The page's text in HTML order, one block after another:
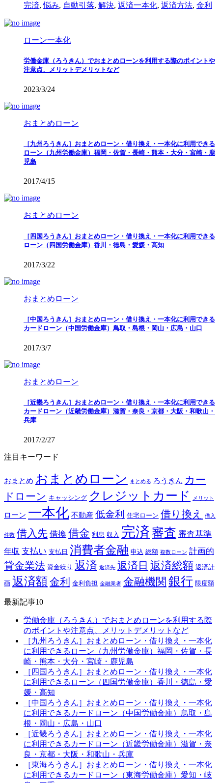
完済,悩み, 自動引落, 解決, 返済一本化, 返済方法, 金利
ローン一本化
労働金庫（ろうきん）でおまとめローンを利用する際のポイントや
注意点、メリットデメリットなど
2023/3/24
おまとめローン
［九州ろうきん］おまとめローン・借り換え・一本化に利用できる
ローン（九州労働金庫）福岡・佐賀・長崎・熊本・大分・宮崎・鹿
児島
2017/4/15
おまとめローン
［四国ろうきん］おまとめローン・借り換え・一本化に利用できる
ローン（四国労働金庫）香川・徳島・愛媛・高知
2017/3/22
おまとめローン
［中国ろうきん］おまとめローン・借り換え・一本化に利用できる
カードローン（中国労働金庫）鳥取・島根・岡山・広島・山口
2017/3/7
おまとめローン
［近畿ろうきん］おまとめローン・借り換え・一本化に利用できる
カードローン（近畿労働金庫）滋賀・奈良・京都・大阪・和歌山・
兵庫
2017/2/27
注目キーワード
おまとめ おまとめローン まとめる ろうきん カー
ドローン キャッシング クレジットカード メリット
ローン 一本化 不動産 低金利 住宅ローン 借り換え 借入
件数 借入先 借換 借金 利息 収入 完済 審査 審査基準
年収 支払い 支払日 消費者金融 申込 総額 複数ローン 計画的
貸金業法 資金繰り 返済 返済先 返済日 返済総額 返済計
画 返済額 金利 金利負担 金融業者 金融機関 銀行 限度額
最新記事10
労働金庫（ろうきん）でおまとめローンを利用する際
のポイントや注意点、メリットデメリットなど
［九州ろうきん］おまとめローン・借り換え・一本化
に利用できるローン（九州労働金庫）福岡・佐賀・長
崎・熊本・大分・宮崎・鹿児島
［四国ろうきん］おまとめローン・借り換え・一本化
に利用できるローン（四国労働金庫）香川・徳島・愛
媛・高知
［中国ろうきん］おまとめローン・借り換え・一本化
に利用できるカードローン（中国労働金庫）鳥取・島
根・岡山・広島・山口
［近畿ろうきん］おまとめローン・借り換え・一本化
に利用できるカードローン（近畿労働金庫）滋賀・奈
良・京都・大阪・和歌山・兵庫
［東海ろうきん］おまとめローン・借り換え・一本化
に利用できるカードローン（東海労働金庫）愛知・岐